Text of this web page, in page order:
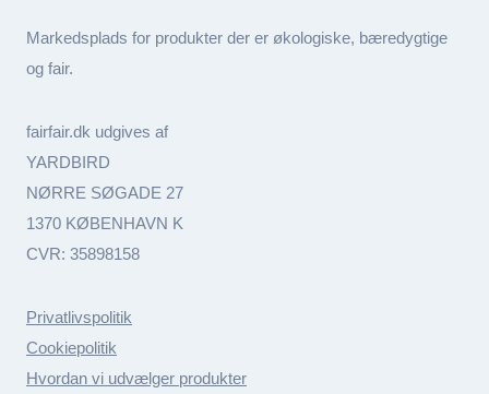
Markedsplads for produkter der er økologiske, bæredygtige
og fair.
fairfair.dk udgives af
YARDBIRD
NØRRE SØGADE 27
1370 KØBENHAVN K
CVR: 35898158
Privatlivspolitik
Cookiepolitik
Hvordan vi udvælger produkter